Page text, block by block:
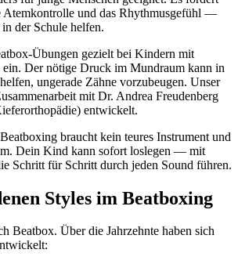
und das Rhythmusgefühl —
der Schule helfen.
Übungen gezielt bei Kindern mit
ein. Der nötige Druck im Mundraum kann in
ungerade Zähne vorzubeugen. Unser
mit Dr. Andrea Freudenberg
entwickelt.
braucht kein teures Instrument und
Dein Kind kann sofort loslegen — mit
Schritt für Schritt durch jeden Sound führen.
Styles im Beatboxing
Beatbox. Über die Jahrzehnte haben sich